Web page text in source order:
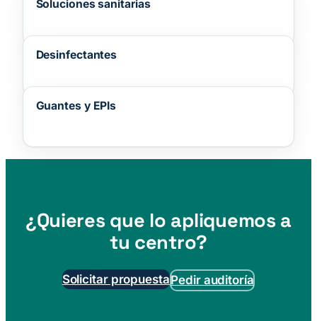
Soluciones sanitarias
Desinfectantes
Guantes y EPIs
¿Quieres que lo apliquemos a
tu centro?
Solicitar propuestaPedir auditoría